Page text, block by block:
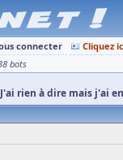
connecter Cliquez
bots
J'ai rien à dire mais j'ai